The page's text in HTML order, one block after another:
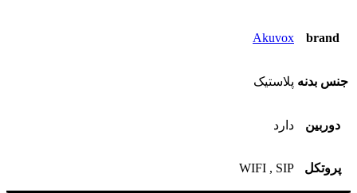
brand
Akuvox
جنس بدنه پلاستیک
دوربین دارد
پروتکل WIFI , SIP